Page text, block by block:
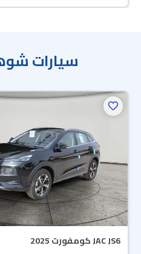
سيارات
JAC JS6 كومفورت 2025